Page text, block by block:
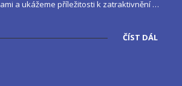
a ukážeme příležitosti k zatraktivnění …
ČÍST DÁL